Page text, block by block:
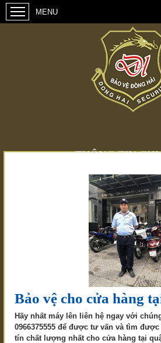
THÔNG TIN
Bảo vệ cho cửa hàng
Hãy nhất máy lên liên hệ ngay với
0966375555 để được tư vấn và tìm
tín chất lượng nhất cho cửa hàng tại